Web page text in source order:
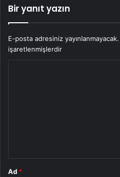
Bir yanıt yazın
E-posta adresiniz yayınlanmayacak.
işaretlenmişlerdir
Ad *